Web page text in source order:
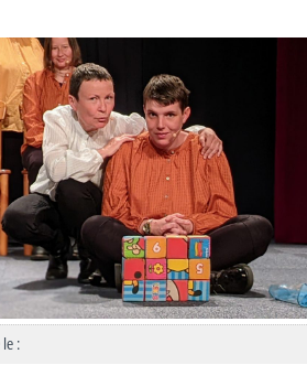
le :